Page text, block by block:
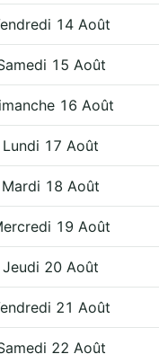
14 Août
15 Août
16 Août
Lundi 17 Août
Mardi 18 Août
19 Août
Jeudi 20 Août
21 Août
22 Août